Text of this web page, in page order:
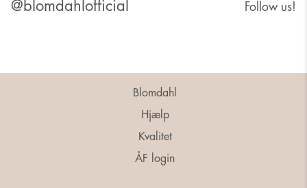
@blomdahlofficial Follow us!
Blomdahl
Hjælp
Kvalitet
ÅF login